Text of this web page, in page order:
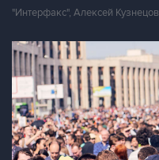
"Интерфакс", Алексей Кузнецов